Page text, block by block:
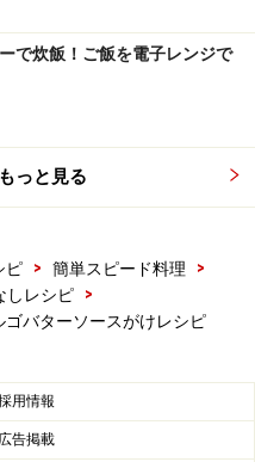
かさであればレア、耳た
ム、鼻の頭の固さだった
します。
で炊飯！ご飯を電子レンジで
っと見る
ピ > 簡単スピード料理
>
しレシピ
>
バターソースがけレシピ
用情報
広告掲載